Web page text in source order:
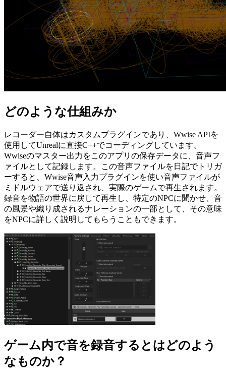
どのような仕組みか
レコーダー自体はカスタムプラグインであり、Wwise APIを
使用してUnrealに直接C++でコーディングしています。
Wwiseのマスター出力をこのアプリの保存データに、音声フ
ァイルとして記録します。この音声ファイルを日記でトリガ
ーすると、Wwise音声入力プラグインを使い音声ファイルが
ミドルウェアで送り返され、実際のゲームで再生されます。
録音を物語の世界に戻して再生し、特定のNPCに聞かせ、音
の風景や織り成されるナレーションの一部として、その意味
をNPCに詳しく説明してもらうこともできます。
ゲーム内で音を録音するとはどのよう
なものか？